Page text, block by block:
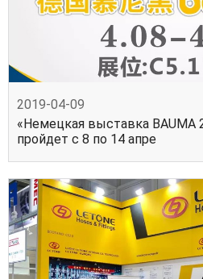
2019-04-09
«Немецкая выставка BAUMA
пройдет с 8 по 14 апре